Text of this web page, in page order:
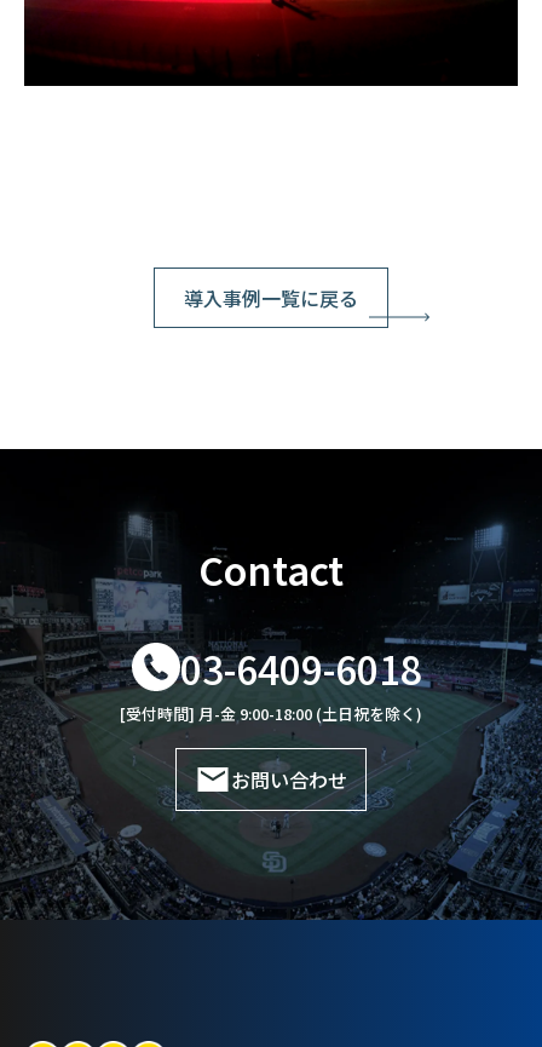
導入事例一覧に戻る
Contact
03-6409-6018
[受付時間] 月-金 9:00-18:00 (土日祝を除く)
お問い合わせ